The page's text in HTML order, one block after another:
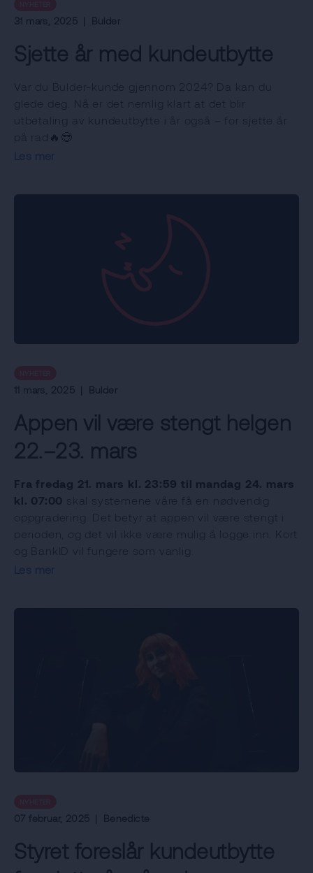
31 mars, 2025 | Bulder
Sjette år med kundeutbytte
Var du Bulder-kunde gjennom 2024? Da kan du
glede deg. Nå er det nemlig klart at det blir
utbetaling av kundeutbytte i år også – for sjette år
på rad🔥😎
Les mer
11 mars, 2025 | Bulder
Appen vil være stengt helgen
22.–23. mars
Fra fredag 21. mars kl. 23:59 til mandag 24. mars
kl. 07:00
skal systemene våre få en nødvendig
oppgradering. Det betyr at appen vil være stengt i
perioden, og det vil ikke være mulig å logge inn. Kort
og BankID vil fungere som vanlig.
Les mer
07 februar, 2025 | Benedicte
Styret foreslår kundeutbytte